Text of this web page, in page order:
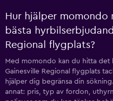
Hur hjälper
bästa
Regional flygplats?
Med momondo kan du hitta det
Gainesville Regional flygplats
hjälper dig begränsa din
annat: pris, typ av fordon,